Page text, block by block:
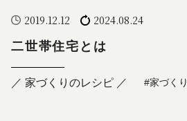
2019.12.12
2024.08.24
二世帯住宅とは
／ 家づくりのレシピ ／ #家づくり